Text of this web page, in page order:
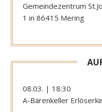
Gemeindezentrum
1 in 86415 Mering
08.03. | 18:30
A-Bärenkeller